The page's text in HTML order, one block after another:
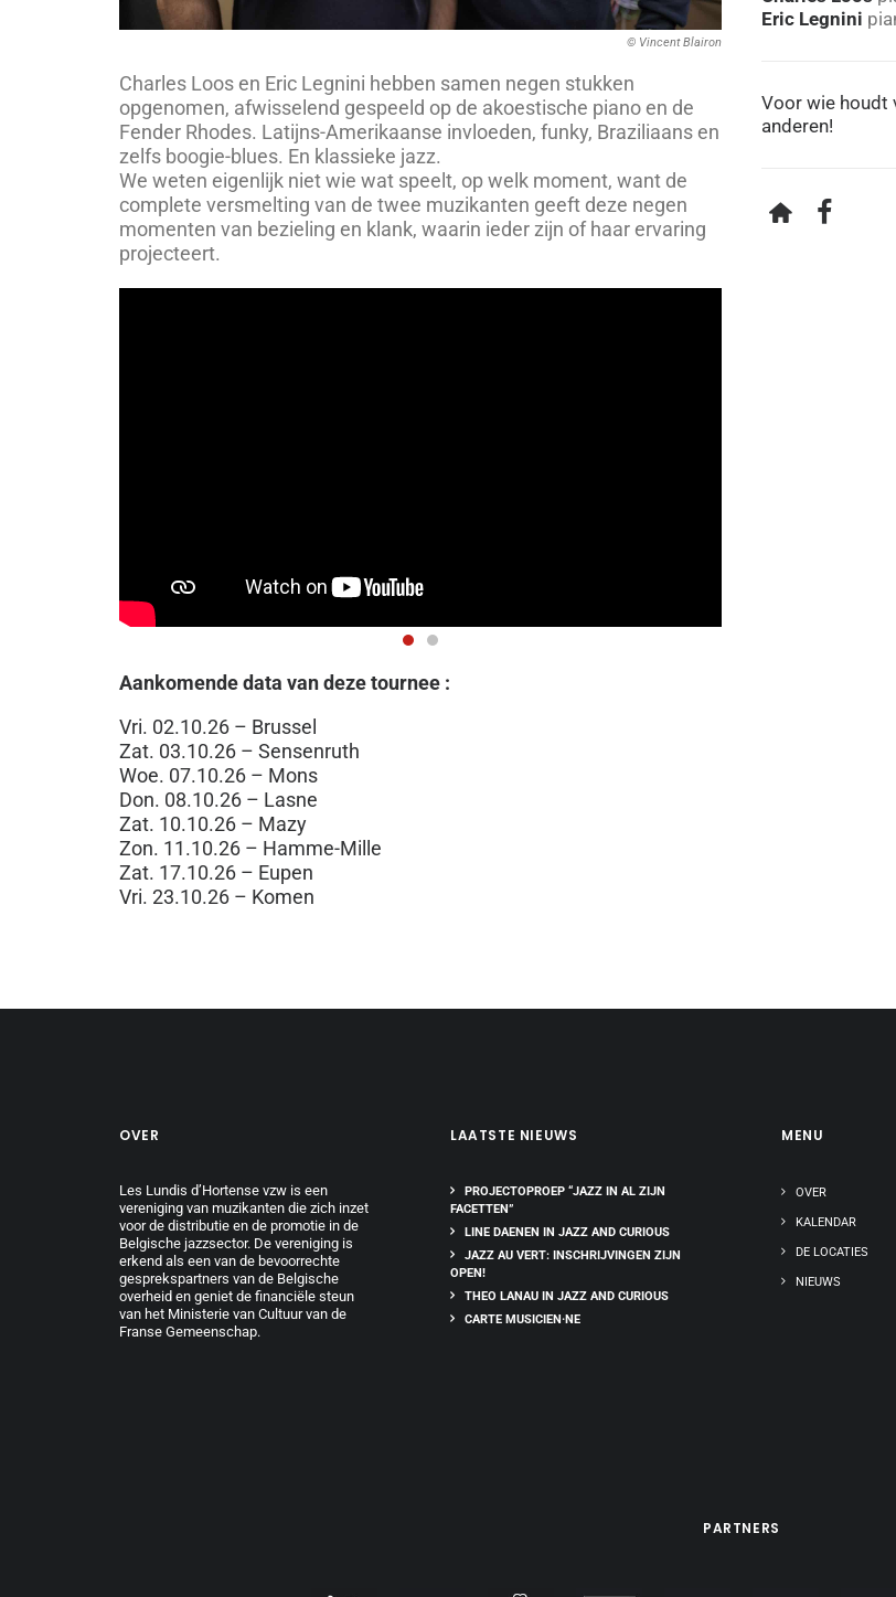
© Vincent Blairon
Charles Loos en Eric Legnini hebben samen negen stukken
opgenomen, afwisselend gespeeld op de akoestische piano en de
Fender Rhodes. Latijns-Amerikaanse invloeden, funky, Braziliaans en
zelfs boogie-blues. En klassieke jazz.
We weten eigenlijk niet wie wat speelt, op welk moment, want de
complete versmelting van de twee muzikanten geeft deze negen
momenten van bezieling en klank, waarin ieder zijn of haar ervaring
projecteert.
Aankomende data van deze tournee :
Vri. 02.10.26 – Brussel
Zat. 03.10.26 – Sensenruth
Woe. 07.10.26 – Mons
Don. 08.10.26 – Lasne
Zat. 10.10.26 – Mazy
Zon. 11.10.26 – Hamme-Mille
Zat. 17.10.26 – Eupen
Vri. 23.10.26 – Komen
Eric Legnini
Voor wie houdt
anderen!
OVER
Les Lundis d’Hortense vzw is een
vereniging van muzikanten die zich inzet
voor de distributie en de promotie in de
Belgische jazzsector. De vereniging is
erkend als een van de bevoorrechte
gesprekspartners van de Belgische
overheid en geniet de financiële steun
van het Ministerie van Cultuur van de
Franse Gemeenschap.
LAATSTE NIEUWS
PROJECTOPROEP “JAZZ IN AL ZIJN
FACETTEN”
LINE DAENEN IN JAZZ AND CURIOUS
JAZZ AU VERT: INSCHRIJVINGEN ZIJN
OPEN!
THEO LANAU IN JAZZ AND CURIOUS
CARTE MUSICIEN·NE
MENU
OVER
KALENDAR
DE LOCATIES
NIEUWS
PARTNERS